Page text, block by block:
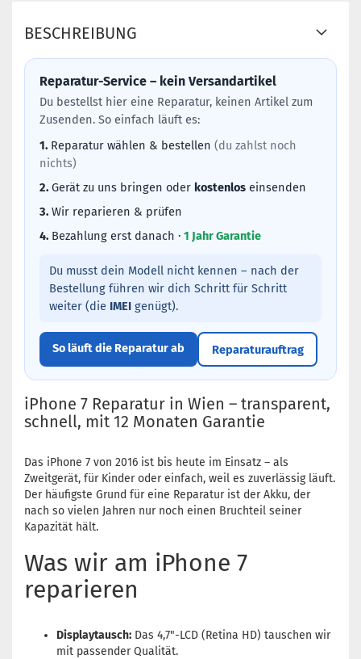
BESCHREIBUNG
Reparatur-Service – kein Versandartikel
Du bestellst hier eine Reparatur, keinen Artikel zum
Zusenden. So einfach läuft es:
1. Reparatur wählen & bestellen (du zahlst noch
nichts)
2. Gerät zu uns bringen oder kostenlos einsenden
3. Wir reparieren & prüfen
4. Bezahlung erst danach · 1 Jahr Garantie
Du musst dein Modell nicht kennen – nach der
Bestellung führen wir dich Schritt für Schritt
weiter (die IMEI genügt).
So läuft die Reparatur ab Reparaturauftrag
iPhone 7 Reparatur in Wien – transparent,
schnell, mit 12 Monaten Garantie
Das iPhone 7 von 2016 ist bis heute im Einsatz – als
Zweitgerät, für Kinder oder einfach, weil es zuverlässig läuft.
Der häufigste Grund für eine Reparatur ist der Akku, der
nach so vielen Jahren nur noch einen Bruchteil seiner
Kapazität hält.
Was wir am iPhone 7
reparieren
Displaytausch: Das 4,7"-LCD (Retina HD) tauschen wir
mit passender Qualität.